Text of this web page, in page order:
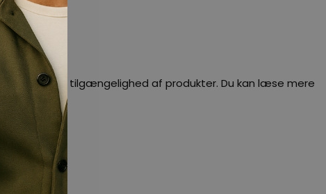
besked om tilgængelighed af produkter. Du kan læse mere